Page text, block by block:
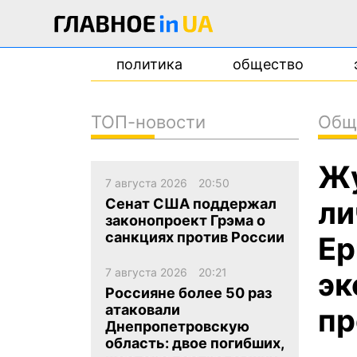
политика общество
ТОП-новости
7 августа 2026 20:50
Сенат США поддержал
законопроект Грэма о
санкциях против России
7 августа 2026 20:21
Россияне более 50 раз
атаковали
Днепропетровскую
область: двое погибших,